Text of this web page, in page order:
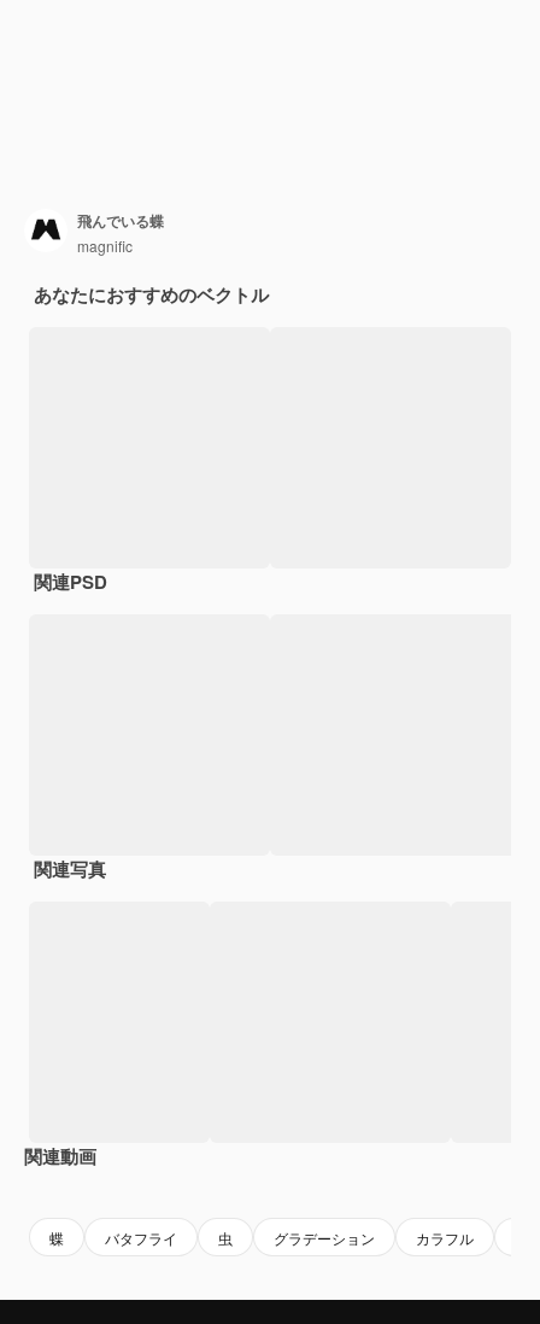
飛んでいる蝶
magnific
あなたにおすすめのベクトル
関連PSD
関連写真
関連動画
蝶 バタフライ 虫 グラデーション カラフル